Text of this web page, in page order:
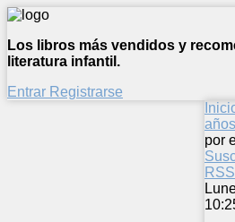
Los libros más vendidos y
literatura infantil.
Entrar Registrarse
años
por
RSS